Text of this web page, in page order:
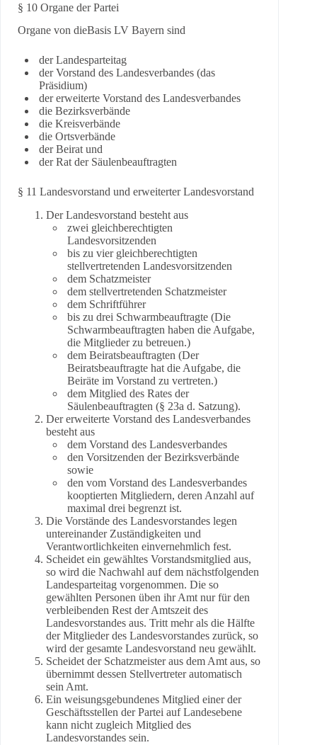
§ 10 Organe der Partei
Organe von dieBasis LV Bayern sind
der Landesparteitag
der Vorstand des Landesverbandes (das
Präsidium)
der erweiterte Vorstand des Landesverbandes
die Bezirksverbände
die Kreisverbände
die Ortsverbände
der Beirat und
der Rat der Säulenbeauftragten
§ 11 Landesvorstand und erweiterter Landesvorstand
Der Landesvorstand besteht aus
zwei gleichberechtigten
Landesvorsitzenden
bis zu vier gleichberechtigten
stellvertretenden Landesvorsitzenden
dem Schatzmeister
dem stellvertretenden Schatzmeister
dem Schriftführer
bis zu drei Schwarmbeauftragte (Die
Schwarmbeauftragten haben die Aufgabe,
die Mitglieder zu betreuen.)
dem Beiratsbeauftragten (Der
Beiratsbeauftragte hat die Aufgabe, die
Beiräte im Vorstand zu vertreten.)
dem Mitglied des Rates der
Säulenbeauftragten (§ 23a d. Satzung).
Der erweiterte Vorstand des Landesverbandes
besteht aus
dem Vorstand des Landesverbandes
den Vorsitzenden der Bezirksverbände
sowie
den vom Vorstand des Landesverbandes
kooptierten Mitgliedern, deren Anzahl auf
maximal drei begrenzt ist.
Die Vorstände des Landesvorstandes legen
untereinander Zuständigkeiten und
Verantwortlichkeiten einvernehmlich fest.
Scheidet ein gewähltes Vorstandsmitglied aus,
so wird die Nachwahl auf dem nächstfolgenden
Landesparteitag vorgenommen. Die so
gewählten Personen üben ihr Amt nur für den
verbleibenden Rest der Amtszeit des
Landesvorstandes aus. Tritt mehr als die Hälfte
der Mitglieder des Landesvorstandes zurück, so
wird der gesamte Landesvorstand neu gewählt.
Scheidet der Schatzmeister aus dem Amt aus, so
übernimmt dessen Stellvertreter automatisch
sein Amt.
Ein weisungsgebundenes Mitglied einer der
Geschäftsstellen der Partei auf Landesebene
kann nicht zugleich Mitglied des
Landesvorstandes sein.